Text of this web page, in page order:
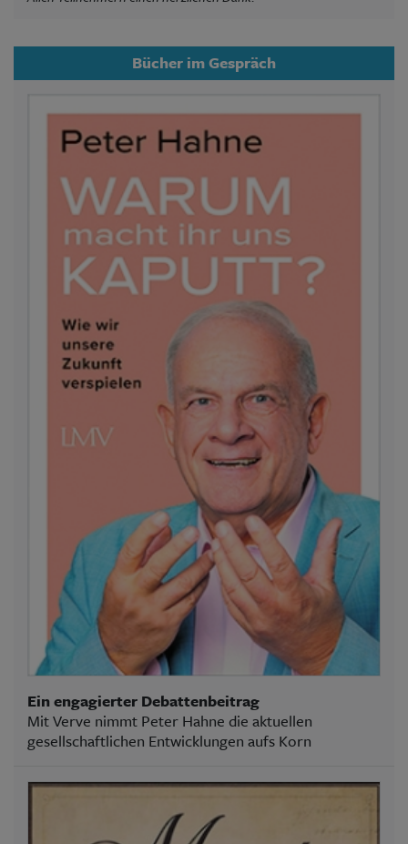
Bücher im Gespräch
Ein engagierter Debattenbeitrag
Mit Verve nimmt Peter Hahne die aktuellen
gesellschaftlichen Entwicklungen aufs Korn